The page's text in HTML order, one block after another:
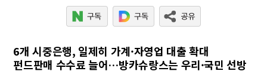
6개 시중은행, 일제히 가계·자영업 대출 확대
펀드판매 수수료 늘어…방카슈랑스는 우리·국민 선방